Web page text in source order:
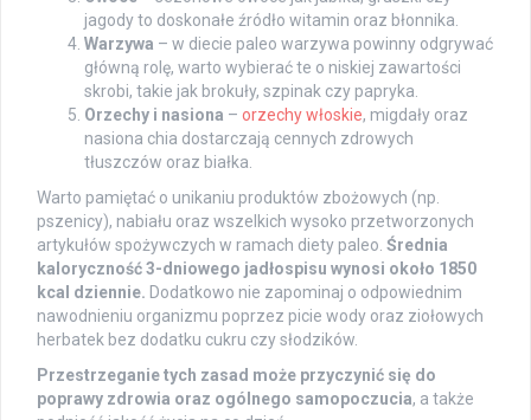
jagody to doskonałe źródło witamin oraz błonnika.
Warzywa – w diecie paleo warzywa powinny odgrywać
główną rolę, warto wybierać te o niskiej zawartości
skrobi, takie jak brokuły, szpinak czy papryka.
Orzechy i nasiona – orzechy włoskie, migdały oraz
nasiona chia dostarczają cennych zdrowych
tłuszczów oraz białka.
Warto pamiętać o unikaniu produktów zbożowych (np.
pszenicy), nabiału oraz wszelkich wysoko przetworzonych
artykułów spożywczych w ramach diety paleo. Średnia
kaloryczność 3-dniowego jadłospisu wynosi około 1850
kcal dziennie. Dodatkowo nie zapominaj o odpowiednim
nawodnieniu organizmu poprzez picie wody oraz ziołowych
herbatek bez dodatku cukru czy słodzików.
Przestrzeganie tych zasad może przyczynić się do
poprawy zdrowia oraz ogólnego samopoczucia, a także